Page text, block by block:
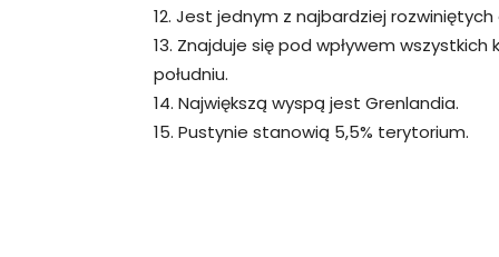
12. Jest jednym z najbardziej
13. Znajduje się pod wpływem
południu.
14. Największą wyspą jest Grenlandia.
15. Pustynie stanowią 5,5% terytorium.